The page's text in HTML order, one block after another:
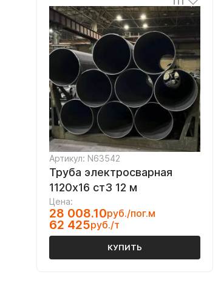
Артикул: N63542
Труба электросварная
1120х16 ст3 12 м
Цена:
28 008.10руб./пог.м
62 425руб./т
КУПИТЬ